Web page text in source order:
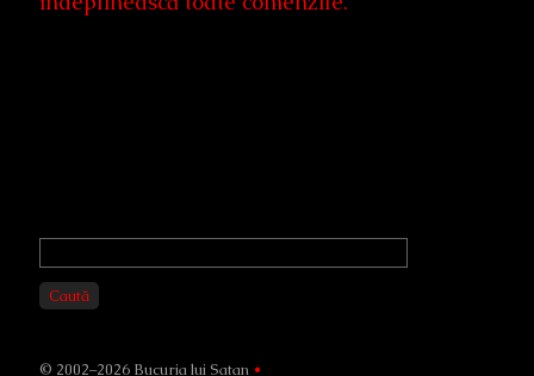
Primary
Sidebar
Caută
© 2002–2026 Bucuria lui Satan •